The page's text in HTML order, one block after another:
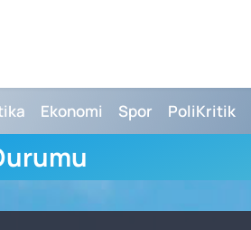
Ekonomi Spor PoliKritik